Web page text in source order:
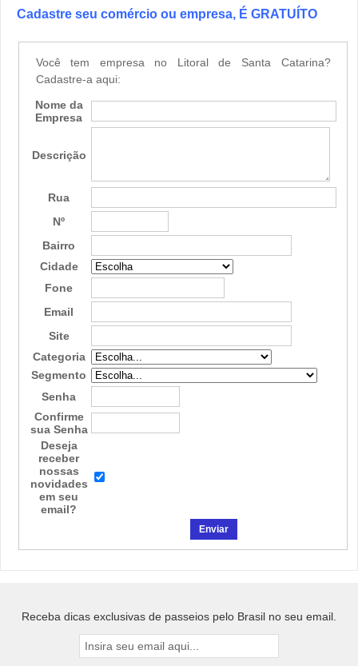
Cadastre seu comércio ou empresa, É GRATUÍTO
Você tem empresa no Litoral de Santa Catarina?
Cadastre-a aqui:
Nome da
Empresa
Descrição
Rua
Nº
Bairro
Cidade
Fone
Email
Site
Categoria
Segmento
Senha
Confirme
sua Senha
Deseja
receber
nossas
novidades
em seu
email?
Receba dicas exclusivas de passeios pelo Brasil no seu email.